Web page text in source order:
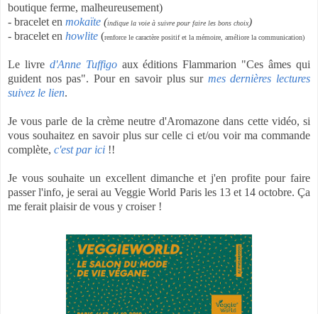
boutique ferme, malheureusement)
- bracelet en mokaïte (indique la voie à suivre pour faire les bons choix)
- bracelet en howlite (renforce le caractère positif et la mémoire, améliore la communication)
Le livre d'Anne Tuffigoaux éditions Flammarion "Ces âmes qui
guident nos pas". Pour en savoir plus sur mes dernières lectures
suivez le lien.
Je vous parle de la crème neutre d'Aromazone dans cette vidéo, si
vous souhaitez en savoir plus sur celle ci et/ou voir ma commande
complète, c'est par ici !!
Je vous souhaite un excellent dimanche et j'en profite pour faire
passer l'info, je serai au Veggie World Paris les 13 et 14 octobre. Ça
me ferait plaisir de vous y croiser !